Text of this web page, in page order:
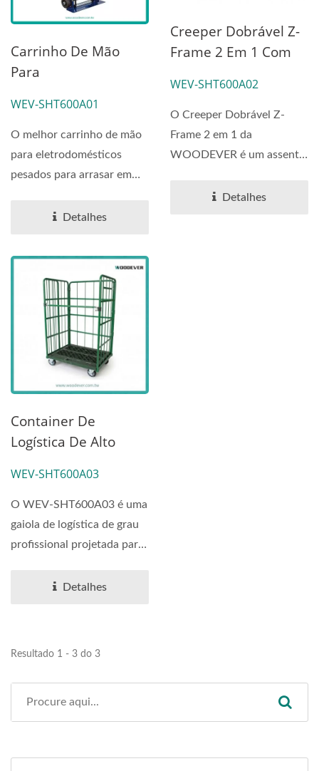
Carrinho De Mão
Para
Aço De 600lbs Com
Escada | Fabricante
De Fábrica.
WEV-SHT600A01
O melhor carrinho de mão
para eletrodomésticos
pesados para arrasar em
armazém,...Detalhes
Creeper Dobrável Z-
Frame 2 Em 1 Com
Do Vietnã
WEV-SHT600A02
O Creeper Dobrável Z-
Frame 2 em 1 da
WOODEVER é um assento
desempenho e creeper...
Detalhes
Container De
Logística De Alto
SHT600A03|Fabrican
Te De Fábrica Do
Vietnã
WEV-SHT600A03
O WEV-SHT600A03 é uma
gaiola de logística de grau
profissional projetada para
Detalhes
Resultado 1 - 3 do 3